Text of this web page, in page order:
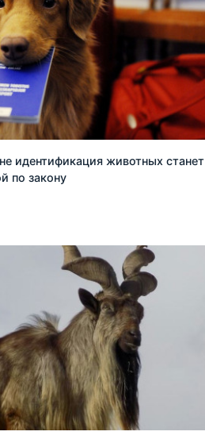
идентификация животных станет
по закону